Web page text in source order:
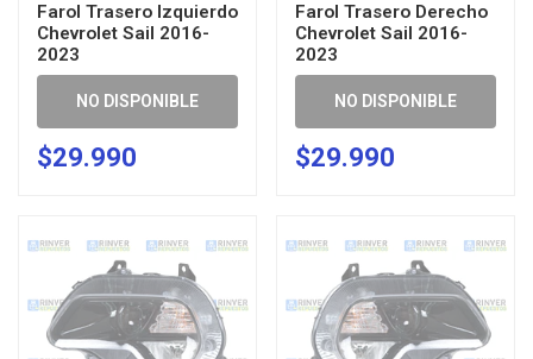
Farol Trasero Izquierdo
Chevrolet Sail 2016-
2023
NO DISPONIBLE
$29.990
Farol Trasero Derecho
Chevrolet Sail 2016-
2023
NO DISPONIBLE
$29.990